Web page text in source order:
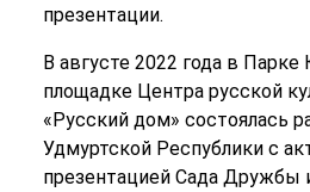
презентации.
В августе 2022 года в
площадке Центра русской
«Русский дом» состоялась
Удмуртской Республики с
презентацией Сада Дружбы